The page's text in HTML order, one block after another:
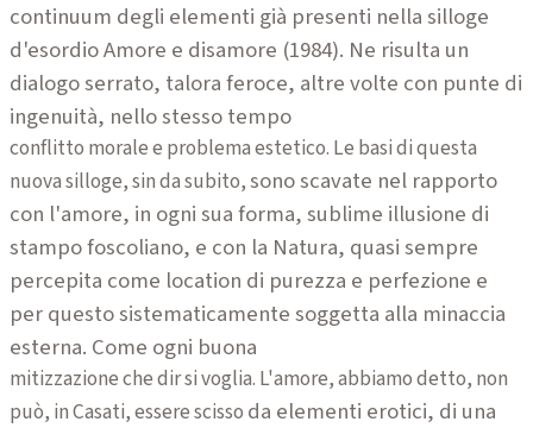
continuum degli elementi già presenti nella silloge
d'esordio Amore e disamore (1984). Ne risulta un
dialogo serrato, talora feroce, altre volte con punte di
ingenuità, nello stesso tempo
conflitto morale e problema estetico. Le basi di questa
nuova silloge, sin da subito,sono scavate nel rapporto
con l'amore, in ogni sua forma, sublime illusione di
stampofoscoliano, e con la Natura, quasi sempre
percepita come location di purezza e perfezione e
per questo sistematicamente soggetta alla minaccia
esterna. Come ogni buona
mitizzazione che dir si voglia. L'amore, abbiamo detto, non
può, in Casati, essere scisso da elementi erotici, di una